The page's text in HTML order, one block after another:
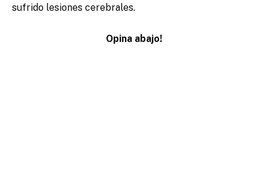
sufrido lesiones cerebrales.
Opina abajo!